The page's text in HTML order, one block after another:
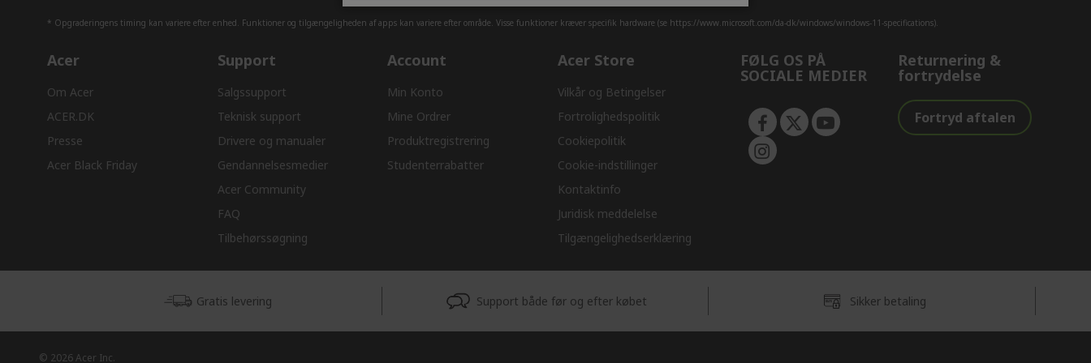
* Opgraderingens timing kan variere efter enhed. Funktioner og tilgængeligheden af apps kan variere efter område. Visse funktioner kræver specifik hardware (se https://www.microsoft.com/da-dk/windows/windows-11-specifications).
Acer
Om Acer
ACER.DK
Presse
Acer Black Friday
Support
Salgssupport
Teknisk support
Drivere og manualer
Gendannelsesmedier
Acer Community
FAQ
Tilbehørssøgning
Account
Min Konto
Mine Ordrer
Produktregistrering
Studenterrabatter
Acer Store
Vilkår og Betingelser
Fortrolighedspolitik
Cookiepolitik
Cookie-indstillinger
Kontaktinfo
Juridisk meddelelse
Tilgængelighedserklæring
FØLG OS PÅ
SOCIALE MEDIER
Returnering &
fortrydelse
Fortryd aftalen
Gratis levering Support både før og efter købet Sikker betaling
© 2026 Acer Inc.